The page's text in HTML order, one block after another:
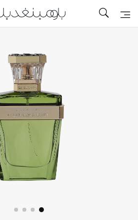
تخفيضات